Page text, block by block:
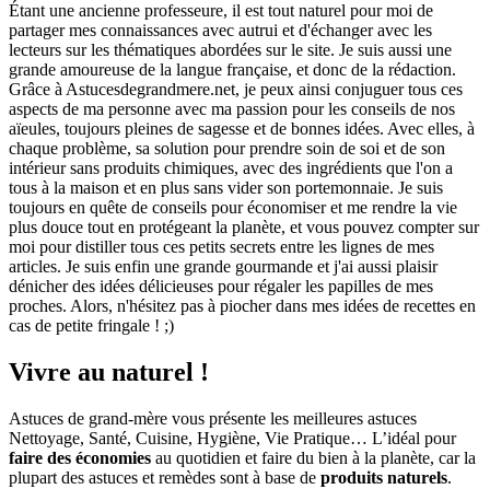
Étant une ancienne professeure, il est tout naturel pour moi de
partager mes connaissances avec autrui et d'échanger avec les
lecteurs sur les thématiques abordées sur le site. Je suis aussi une
grande amoureuse de la langue française, et donc de la rédaction.
Grâce à Astucesdegrandmere.net, je peux ainsi conjuguer tous ces
aspects de ma personne avec ma passion pour les conseils de nos
aïeules, toujours pleines de sagesse et de bonnes idées. Avec elles, à
chaque problème, sa solution pour prendre soin de soi et de son
intérieur sans produits chimiques, avec des ingrédients que l'on a
tous à la maison et en plus sans vider son portemonnaie. Je suis
toujours en quête de conseils pour économiser et me rendre la vie
plus douce tout en protégeant la planète, et vous pouvez compter sur
moi pour distiller tous ces petits secrets entre les lignes de mes
articles. Je suis enfin une grande gourmande et j'ai aussi plaisir
dénicher des idées délicieuses pour régaler les papilles de mes
proches. Alors, n'hésitez pas à piocher dans mes idées de recettes en
cas de petite fringale ! ;)
Vivre au naturel !
Astuces de grand-mère vous présente les meilleures astuces
Nettoyage, Santé, Cuisine, Hygiène, Vie Pratique… L’idéal pour
faire des économies au quotidien et faire du bien à la planète, car la
plupart des astuces et remèdes sont à base de produits naturels.